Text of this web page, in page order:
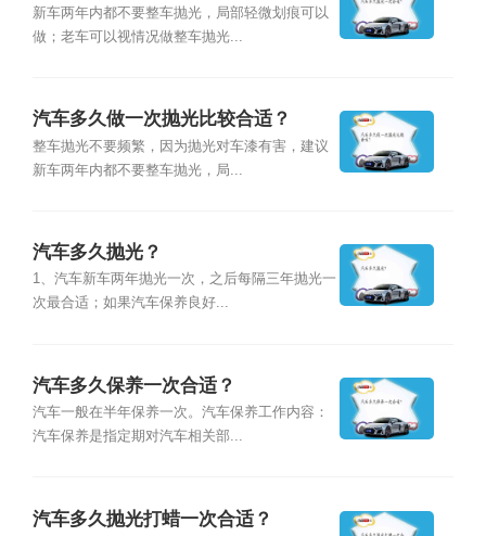
新车两年内都不要整车抛光，局部轻微划痕可以
做；老车可以视情况做整车抛光...
汽车多久做一次抛光比较合适？
整车抛光不要频繁，因为抛光对车漆有害，建议
新车两年内都不要整车抛光，局...
汽车多久抛光？
1、汽车新车两年抛光一次，之后每隔三年抛光一
次最合适；如果汽车保养良好...
汽车多久保养一次合适？
汽车一般在半年保养一次。汽车保养工作内容：
汽车保养是指定期对汽车相关部...
汽车多久抛光打蜡一次合适？